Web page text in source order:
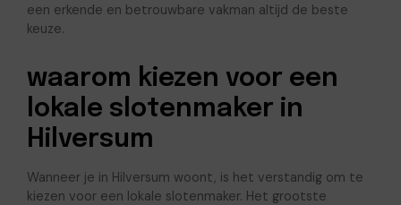
een erkende en betrouwbare vakman altijd de beste
keuze.
waarom kiezen voor een
lokale slotenmaker in
Hilversum
Wanneer je in Hilversum woont, is het verstandig om te
kiezen voor een lokale slotenmaker. Het grootste